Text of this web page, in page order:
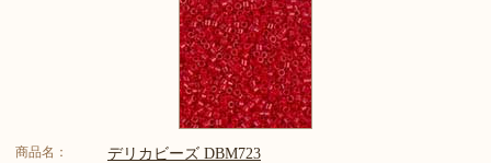
商品名： デリカビーズ DBM723